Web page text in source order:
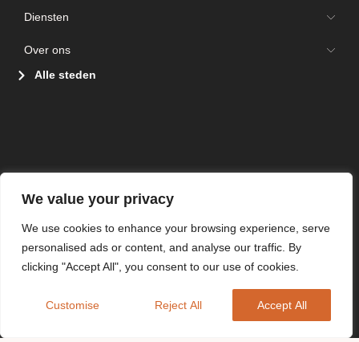
We value your privacy
We use cookies to enhance your browsing experience, serve
personalised ads or content, and analyse our traffic. By
clicking "Accept All", you consent to our use of cookies.
Customise Reject All Accept All
Diensten
Over ons
Alle steden